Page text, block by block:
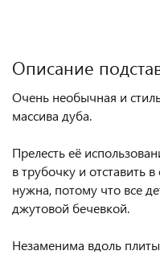
Описание
Очень необычная и
массива дуба.
Прелесть её
в трубочку и отставить
нужна, потому что все
джутовой бечевкой.
Незаменима вдоль